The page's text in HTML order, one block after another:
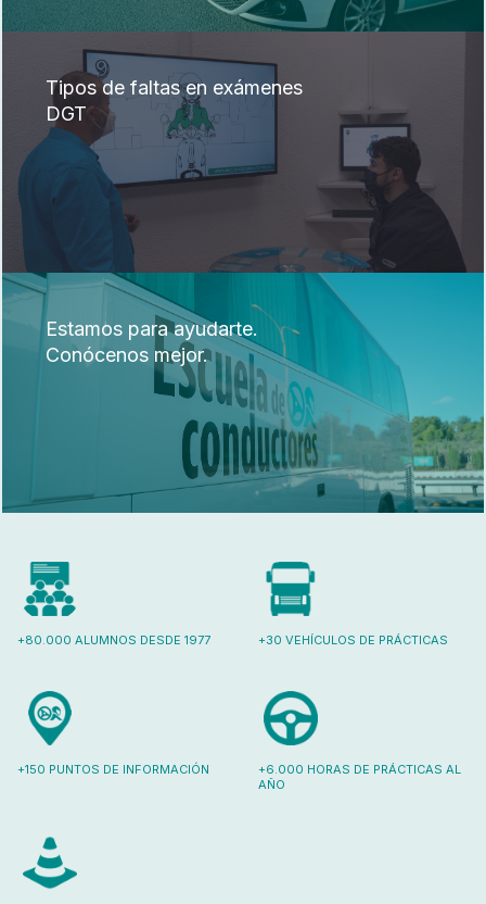
Tipos de faltas en exámenes
DGT
Estamos para ayudarte.
Conócenos mejor.
+80.000 ALUMNOS DESDE 1977 +30 VEHÍCULOS DE PRÁCTICAS
+150 PUNTOS DE INFORMACIÓN
+6.000 HORAS DE PRÁCTICAS AL
AÑO